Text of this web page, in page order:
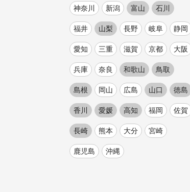
神奈川 新潟 富山 石川
福井 山梨 長野 岐阜 静岡
愛知 三重 滋賀 京都 大阪
兵庫 奈良 和歌山 鳥取
島根 岡山 広島 山口 徳島
香川 愛媛 高知 福岡 佐賀
長崎 熊本 大分 宮崎
鹿児島 沖縄